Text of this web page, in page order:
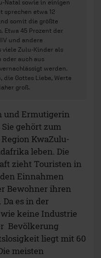
Natal sowie in einigen
sprechen etwa 12
somit die größte
Etwa 45 Prozent der
und andere
viele Zulu-Kinder als
oder auch aus
werden.
die Gottes Liebe, Werte
groß.
und Ermutigerin
gehört zum
KwaZulu-
leben. Die
zieht Touristen in
Einnahmen
Bewohner ihren
es in der
keine Industrie
Bevölkerung
liegt mit 60
meisten